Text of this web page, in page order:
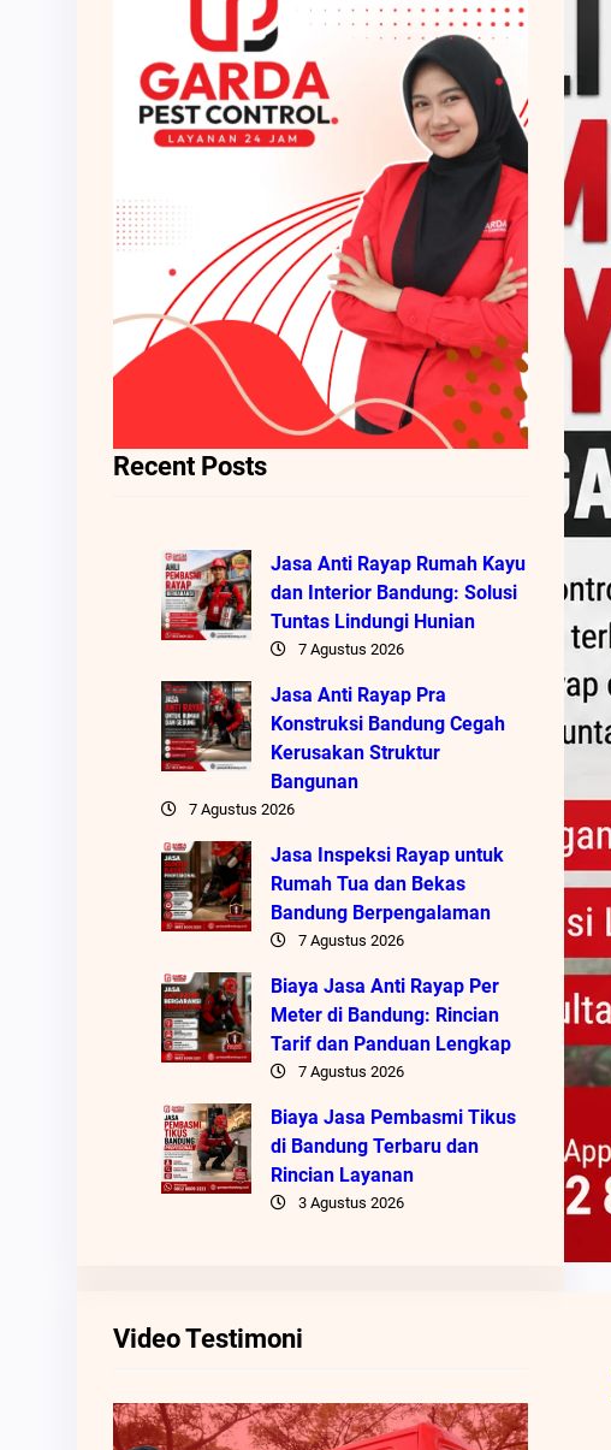
Recent Posts
Jasa Anti Rayap Rumah Kayu
dan Interior Bandung: Solusi
Tuntas Lindungi Hunian
7 Agustus 2026
Jasa Anti Rayap Pra
Konstruksi Bandung Cegah
Kerusakan Struktur
Bangunan
7 Agustus 2026
Jasa Inspeksi Rayap untuk
Rumah Tua dan Bekas
Bandung Berpengalaman
7 Agustus 2026
Biaya Jasa Anti Rayap Per
Meter di Bandung: Rincian
Tarif dan Panduan Lengkap
7 Agustus 2026
Biaya Jasa Pembasmi Tikus
di Bandung Terbaru dan
Rincian Layanan
3 Agustus 2026
Video Testimoni